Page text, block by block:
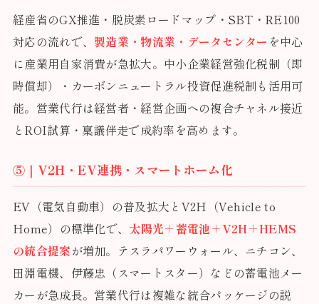
経産省のGX推進・脱炭素ロードマップ・SBT・RE100
対応の流れで、 製造業・物流業・データセンター を中心
に産業用自家消費が急拡大。中小企業経営強化税制（即
時償却）・カーボンニュートラル投資促進税制も活用可
能。営業代行は経営者・経営企画への複合チャネル接近
とROI試算・稟議伴走で成約率を高めます。
⑤｜V2H・EV連携・スマートホーム化
EV（電気自動車）の普及拡大とV2H（Vehicle to
Home）の標準化で、 太陽光＋蓄電池＋V2H＋HEMS
の統合提案が増加。テスラパワーウォール、ニチコン、
田淵電機、伊藤忠（スマートスター）などの蓄電池メー
カーが急成長。営業代行は複雑な統合パッケージの説